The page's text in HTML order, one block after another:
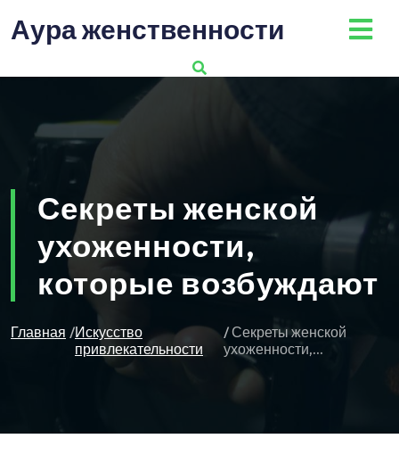
содержимому
Аура женственности
Секреты женской
ухоженности,
которые возбуждают
Главная /Искусство
привлекательности
/ Секреты женской
ухоженности,...